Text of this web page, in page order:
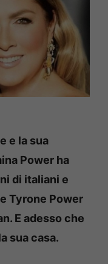
e la sua
Power ha
di italiani e
Tyrone Power
E adesso che
sua casa.